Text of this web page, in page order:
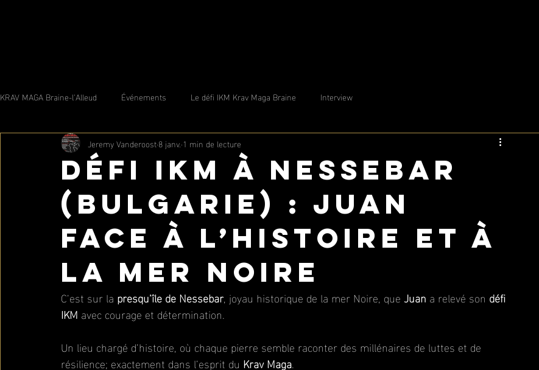
KRAV MAGA Braine-l'Alleud Événements Le défi IKM Krav Maga Braine Interview
Défi IKM à Nessebar
(Bulgarie) : Juan
face à l’histoire et à
la mer Noire
Jeremy Vanderoost8 janv. 1 min de lecture
C’est sur la presqu’île de Nessebar, joyau historique de la mer Noire, que Juan a relevé son défi
IKM avec courage et détermination.
Un lieu chargé d’histoire, où chaque pierre semble raconter des millénaires de luttes et de
résilience; exactement dans l’esprit du Krav Maga.